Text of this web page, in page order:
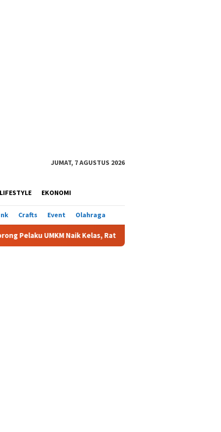
JUMAT, 7 AGUSTUS 2026
LIFESTYLE EKONOMI
Crafts Event Olahraga
Kelas, Ratu Dewa Tekankan Pentingnya AI di Era Digital